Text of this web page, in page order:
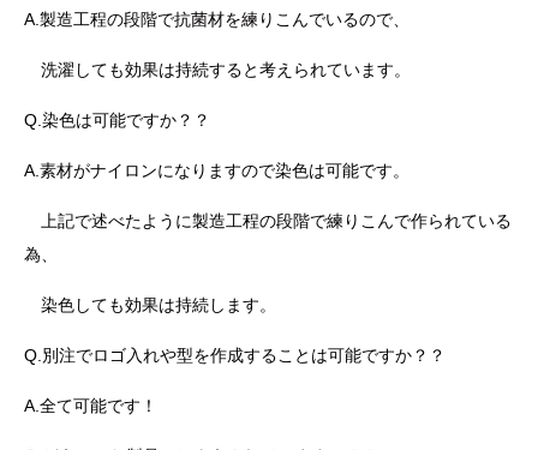
A.製造工程の段階で抗菌材を練りこんでいるので、
洗濯しても効果は持続すると考えられています。
Q.染色は可能ですか？？
A.素材がナイロンになりますので染色は可能です。
上記で述べたように製造工程の段階で練りこんで作られている
為、
染色しても効果は持続します。
Q.別注でロゴ入れや型を作成することは可能ですか？？
A.全て可能です！